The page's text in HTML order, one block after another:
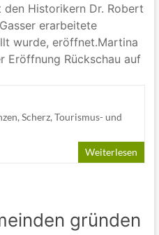
Historikern Dr. Robert
erarbeitete
wurde, eröffnet.Martina
Eröffnung Rückschau auf
, Scherz, Tourismus- und
Weiterlesen
gründen